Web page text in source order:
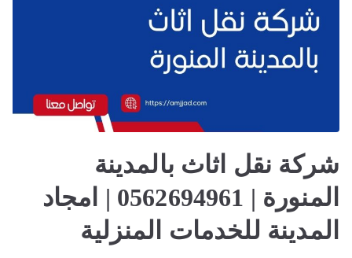
شركة نقل اثاث بالمدينة
المنورة | 0562694961 | امجاد
المدينة للخدمات المنزلية